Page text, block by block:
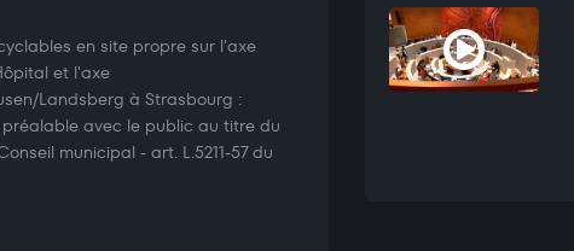
en site propre sur l'axe
et l'axe
Landsberg à Strasbourg :
avec le public au titre du
municipal - art. L.5211-57 du